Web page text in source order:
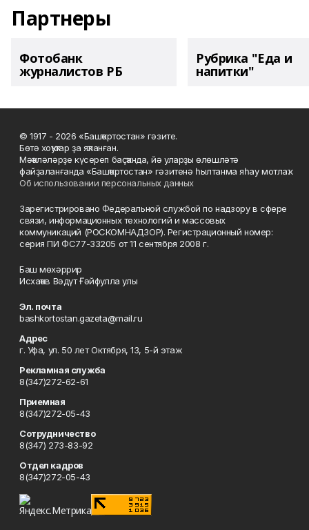
Партнеры
Фотобанк
журналистов РБ
Рубрика "Еда и
напитки"
© 1917 - 2026 «Башҡортостан» гәзите.
Бөтә хоҡуҡтар ҙа яҡланған.
Мәҡәләләрҙе күсереп баҫҡанда, йә уларҙы өлөшләтә
файҙаланғанда «Башҡортостан» гәзитенә һылтанма яһау мотлаҡ.
Об использовании персональных данных
Зарегистрировано Федеральной службой по надзору в сфере
связи, информационных технологий и массовых
коммуникаций (РОСКОМНАДЗОР). Регистрационный номер:
серия ПИ ФС77-33205 от 11 сентября 2008 г.
Баш мөхәррир
Исхаҡов Вәдүт Ғәйфулла улы
Эл. почта
bashkortostan.gazeta@mail.ru
Адрес
г. Уфа, ул. 50 лет Октября, 13, 5-й этаж
Рекламная служба
8(347)272-62-61
Приемная
8(347)272-05-43
Сотрудничество
8(347) 273-83-92
Отдел кадров
8(347)272-05-43